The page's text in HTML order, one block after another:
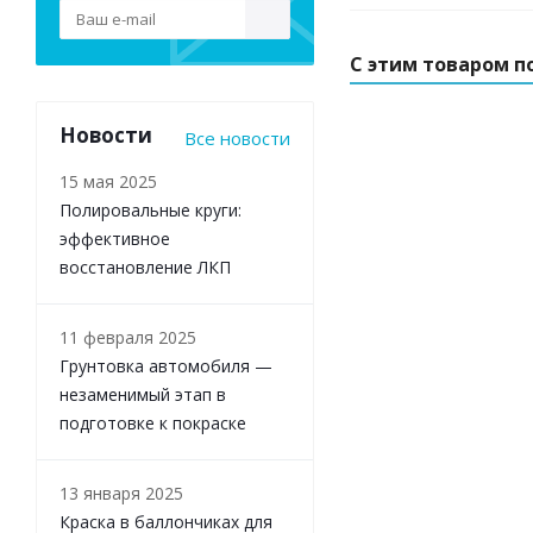
С этим товаром
Новости Все новости
15 мая 2025
Полировальные круги:
эффективное
восстановление ЛКП
11 февраля 2025
Грунтовка автомобиля —
незаменимый этап в
подготовке к покраске
13 января 2025
Краска в баллончиках для